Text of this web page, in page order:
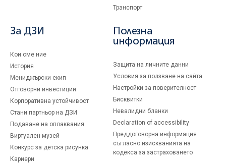
Транспорт
За ДЗИ
Кои сме ние
История
Мениджърски екип
Отговорни инвестиции
Корпоративна устойчивост
Стани партньор на ДЗИ
Подаване на оплаквания
Виртуален музей
Конкурс за детска рисунка
Кариери
Полезна
информация
Защита на личните данни
Условия за ползване на сайта
Настройки за поверителност
Бисквитки
Невалидни бланки
Declaration of accessibility
Преддоговорна информация
съгласно изискванията на
кодекса за застраховането